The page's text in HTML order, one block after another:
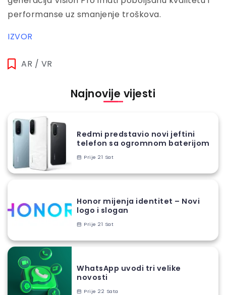
performanse uz smanjenje troškova.
IZVOR
AR / VR
Najnovije vijesti
Redmi predstavio novi jeftini
telefon sa ogromnom baterijom
Prije 21 Sat
Honor mijenja identitet – Novi
logo i slogan
Prije 21 Sat
WhatsApp uvodi tri velike
novosti
Prije 22 Sata